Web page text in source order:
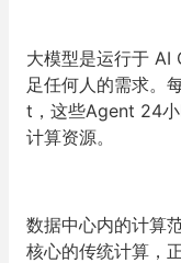
大模型是运行于 AI
足任何人的需求。
t，这些Agent 24
计算资源。
数据中心内的计算
核心的传统计算，